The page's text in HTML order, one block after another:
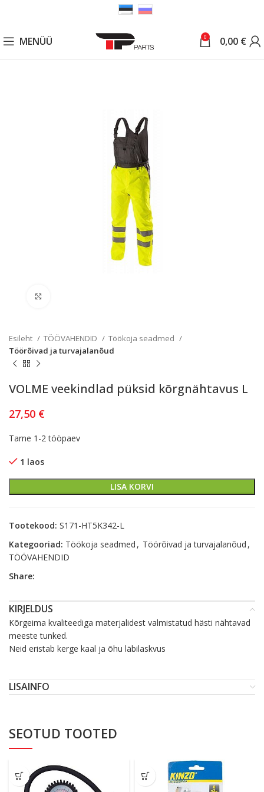
MENÜÜ 0 0,00 €
Esileht TÖÖVAHENDID
Töökoja seadmed
Töörõivad ja turvajalanõud
VOLME veekindlad püksid kõrgnähtavus L
27,50 €
Tarne 1-2 tööpaev
1 laos
LISA KORVI
Tootekood: S171-HT5K342-L
Kategooriad: Töökoja seadmed , Töörõivad ja turvajalanõud ,
TÖÖVAHENDID
Share:
KIRJELDUS
Kõrgeima kvaliteediga materjalidest valmistatud hästi nähtavad
meeste tunked.
Neid eristab kerge kaal ja õhu läbilaskvus
LISAINFO
SEOTUD TOOTED